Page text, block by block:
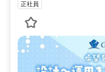
正社員